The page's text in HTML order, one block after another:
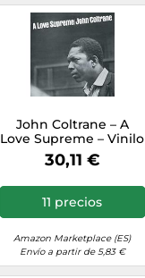
John Coltrane – A
Love Supreme – Vinilo
LP – Reedición
Remasterizada (Verve
30,11 €
11 precios
Amazon Marketplace (ES)
Envío a partir de 5,83 €